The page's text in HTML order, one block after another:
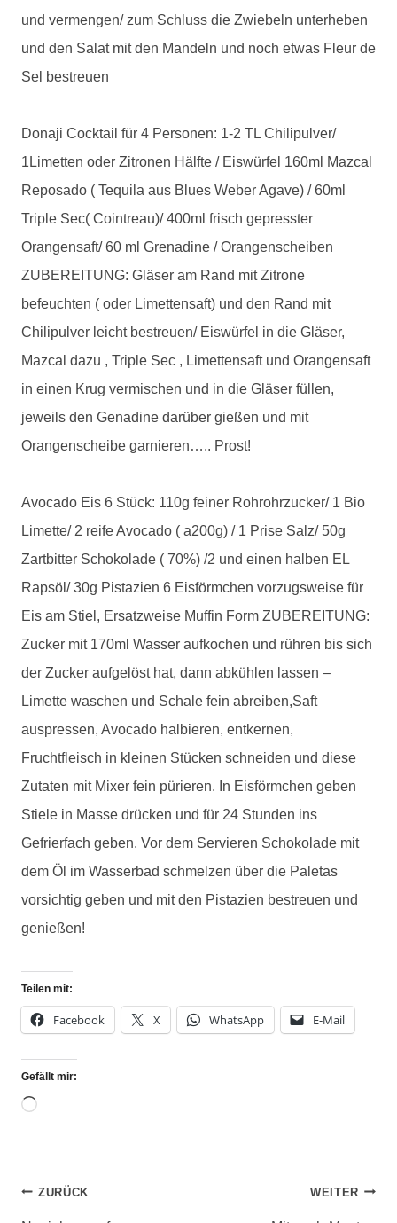
und vermengen/ zum Schluss die Zwiebeln unterheben
und den Salat mit den Mandeln und noch etwas Fleur de
Sel bestreuen
Donaji Cocktail für 4 Personen: 1-2 TL Chilipulver/
1Limetten oder Zitronen Hälfte / Eiswürfel 160ml Mazcal
Reposado ( Tequila aus Blues Weber Agave) / 60ml
Triple Sec( Cointreau)/ 400ml frisch gepresster
Orangensaft/ 60 ml Grenadine / Orangenscheiben
ZUBEREITUNG: Gläser am Rand mit Zitrone
befeuchten ( oder Limettensaft) und den Rand mit
Chilipulver leicht bestreuen/ Eiswürfel in die Gläser,
Mazcal dazu , Triple Sec , Limettensaft und Orangensaft
in einen Krug vermischen und in die Gläser füllen,
jeweils den Genadine darüber gießen und mit
Orangenscheibe garnieren….. Prost!
Avocado Eis 6 Stück: 110g feiner Rohrohrzucker/ 1 Bio
Limette/ 2 reife Avocado ( a200g) / 1 Prise Salz/ 50g
Zartbitter Schokolade ( 70%) /2 und einen halben EL
Rapsöl/ 30g Pistazien 6 Eisförmchen vorzugsweise für
Eis am Stiel, Ersatzweise Muffin Form ZUBEREITUNG:
Zucker mit 170ml Wasser aufkochen und rühren bis sich
der Zucker aufgelöst hat, dann abkühlen lassen –
Limette waschen und Schale fein abreiben,Saft
auspressen, Avocado halbieren, entkernen,
Fruchtfleisch in kleinen Stücken schneiden und diese
Zutaten mit Mixer fein pürieren. In Eisförmchen geben
Stiele in Masse drücken und für 24 Stunden ins
Gefrierfach geben. Vor dem Servieren Schokolade mit
dem Öl im Wasserbad schmelzen über die Paletas
vorsichtig geben und mit den Pistazien bestreuen und
genießen!
Teilen mit:
Facebook X WhatsApp E-Mail
Gefällt mir:
ZURÜCK WEITER